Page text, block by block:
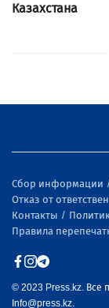
Казахстана
Сбор информации
Отказ от
Контакты
Правила
© 2023 Press.kz. Все
Info@press.kz.